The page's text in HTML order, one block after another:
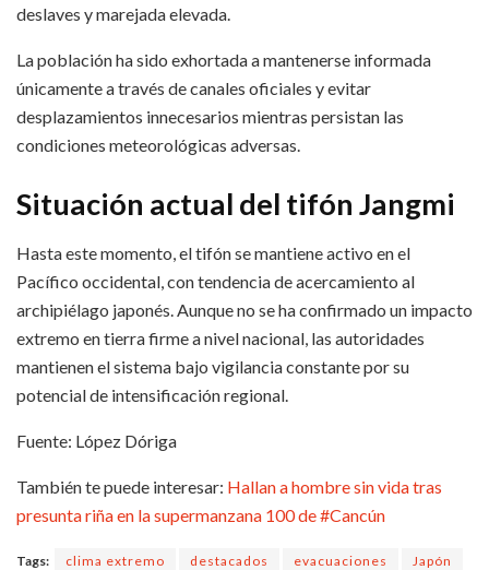
deslaves y marejada elevada.
La población ha sido exhortada a mantenerse informada
únicamente a través de canales oficiales y evitar
desplazamientos innecesarios mientras persistan las
condiciones meteorológicas adversas.
Situación actual del tifón Jangmi
Hasta este momento, el tifón se mantiene activo en el
Pacífico occidental, con tendencia de acercamiento al
archipiélago japonés. Aunque no se ha confirmado un impacto
extremo en tierra firme a nivel nacional, las autoridades
mantienen el sistema bajo vigilancia constante por su
potencial de intensificación regional.
Fuente: López Dóriga
También te puede interesar: Hallan a hombre sin vida tras
presunta riña en la supermanzana 100 de #Cancún
Tags: clima extremo destacados evacuaciones
Japón